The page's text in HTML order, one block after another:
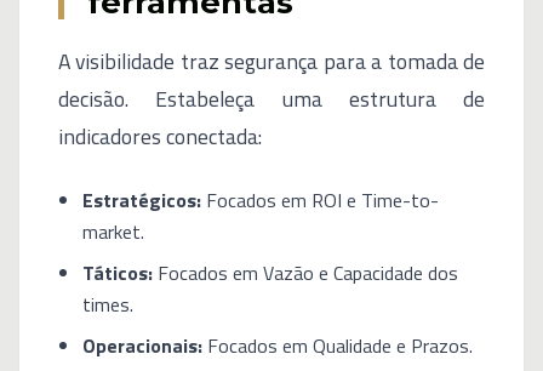
A visibilidade traz segurança para a tomada de
decisão. Estabeleça uma estrutura de
indicadores conectada:
Estratégicos: Focados em ROI e Time-to-
market.
Táticos: Focados em Vazão e Capacidade dos
times.
Operacionais: Focados em Qualidade e Prazos.